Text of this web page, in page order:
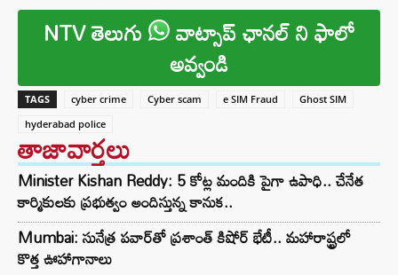
NTV తెలుగు వాట్సాప్ ఛానల్ ని ఫాలో
అవ్వండి
TAGS cyber crime Cyber scam e SIM Fraud
Ghost SIM
hyderabad police
తాజావార్తలు
Minister Kishan Reddy: 5 కోట్ల మందికి పైగా ఉపాధి.. చేనేత
కార్మికులకు ప్రభుత్వం అందిస్తున్న కానుక..
Mumbai: సునేత్ర పవార్‌తో ప్రశాంత్ కిషోర్ భేటీ.. మహారాష్ట్రలో
కొత్త ఊహాగానాలు